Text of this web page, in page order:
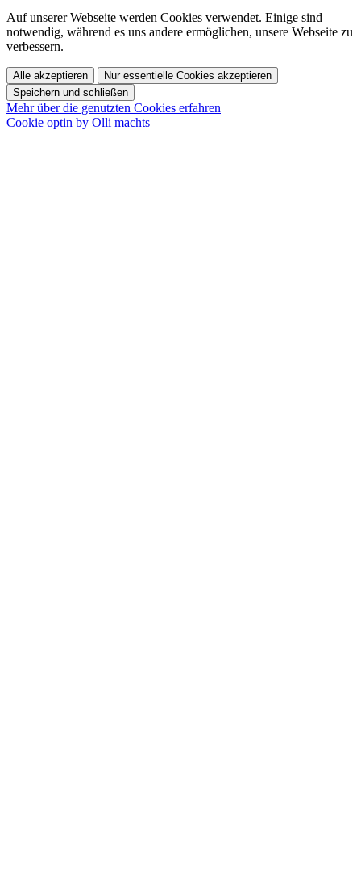
Auf unserer Webseite werden Cookies verwendet. Einige sind
notwendig, während es uns andere ermöglichen, unsere Webseite zu
verbessern.
Alle akzeptieren
Nur essentielle Cookies akzeptieren
Speichern und schließen
Mehr über die genutzten Cookies erfahren
Cookie optin by Olli machts